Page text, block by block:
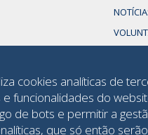
cookies analíticas de
funcionalidades do
de bots e permitir a
que só então